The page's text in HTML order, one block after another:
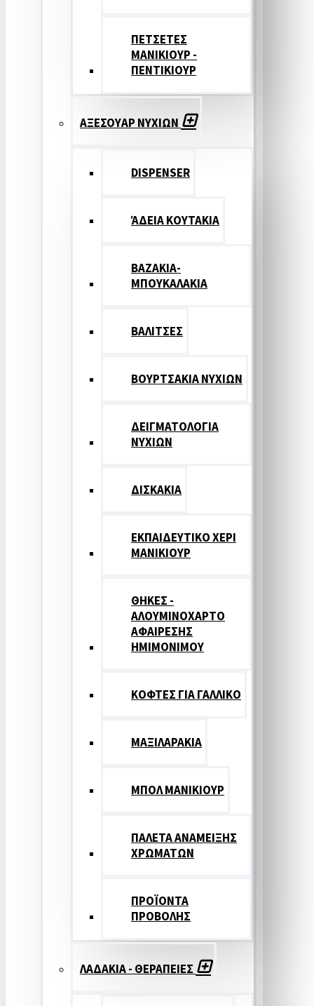
ΠΕΤΣΕΤΕΣ
ΜΑΝΙΚΙΟΥΡ -
ΠΕΝΤΙΚΙΟΥΡ
ΑΞΕΣΟΥΑΡ ΝΥΧΙΩΝ
DISPENSER
ΆΔΕΙΑ ΚΟΥΤΑΚΙΑ
ΒΑΖΑΚΙΑ-
ΜΠΟΥΚΑΛΑΚΙΑ
ΒΑΛΙΤΣΕΣ
ΒΟΥΡΤΣΑΚΙΑ ΝΥΧΙΩΝ
ΔΕΙΓΜΑΤΟΛΟΓΙΑ
ΝΥΧΙΩΝ
ΔΙΣΚΑΚΙΑ
ΕΚΠΑΙΔΕΥΤΙΚΟ ΧΕΡΙ
ΜΑΝΙΚΙΟΥΡ
ΘΗΚΕΣ -
ΑΛΟΥΜΙΝΟΧΑΡΤΟ
ΑΦΑΙΡΕΣΗΣ
ΗΜΙΜΟΝΙΜΟΥ
ΚΟΦΤΕΣ ΓΙΑ ΓΑΛΛΙΚΟ
ΜΑΞΙΛΑΡΑΚΙΑ
ΜΠΟΛ ΜΑΝΙΚΙΟΥΡ
ΠΑΛΕΤΑ ΑΝΑΜΕΙΞΗΣ
ΧΡΩΜΑΤΩΝ
ΠΡΟΪΟΝΤΑ
ΠΡΟΒΟΛΗΣ
ΛΑΔΑΚΙΑ - ΘΕΡΑΠΕΙΕΣ